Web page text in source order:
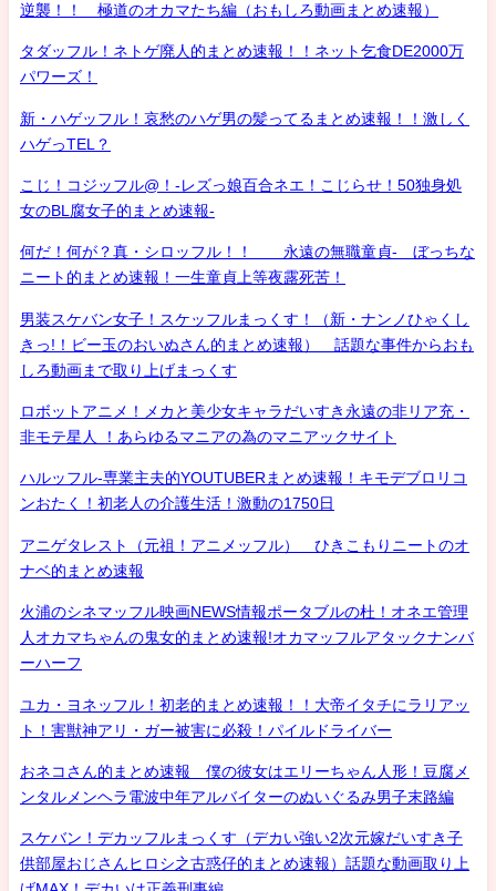
逆襲！！ 極道のオカマたち編（おもしろ動画まとめ速報）
タダッフル！ネトゲ廃人的まとめ速報！！ネット乞食DE2000万
パワーズ！
新・ハゲッフル！哀愁のハゲ男の髪ってるまとめ速報！！激しく
ハゲっTEL？
こじ！コジッフル@！-レズっ娘百合ネエ！こじらせ！50独身処
女のBL腐女子的まとめ速報-
何だ！何が？真・シロッフル！！ 永遠の無職童貞- ぼっちな
ニート的まとめ速報！一生童貞上等夜露死苦！
男装スケバン女子！スケッフルまっくす！（新・ナンノひゃくし
きっ!！ビー玉のおいぬさん的まとめ速報） 話題な事件からおも
しろ動画まで取り上げまっくす
ロボットアニメ！メカと美少女キャラだいすき永遠の非リア充・
非モテ星人 ！あらゆるマニアの為のマニアックサイト
ハルッフル-専業主夫的YOUTUBERまとめ速報！キモデブロリコ
ンおたく！初老人の介護生活！激動の1750日
アニゲタレスト（元祖！アニメッフル） ひきこもりニートのオ
ナベ的まとめ速報
火浦のシネマッフル映画NEWS情報ポータブルの杜！オネエ管理
人オカマちゃんの鬼女的まとめ速報!オカマッフルアタックナンバ
ーハーフ
ユカ・ヨネッフル！初老的まとめ速報！！大帝イタチにラリアッ
ト！害獣神アリ・ガー被害に必殺！パイルドライバー
おネコさん的まとめ速報 僕の彼女はエリーちゃん人形！豆腐メ
ンタルメンヘラ電波中年アルバイターのぬいぐるみ男子末路編
スケバン！デカッフルまっくす（デカい強い2次元嫁だいすき子
供部屋おじさんヒロシ之古惑仔的まとめ速報）話題な動画取り上